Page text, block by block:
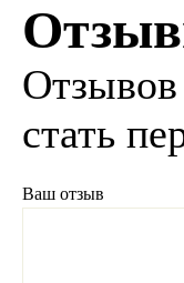
стать
Ваш отзыв